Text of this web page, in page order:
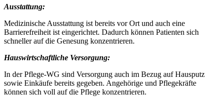
Ausstattung:
Medizinische Ausstattung ist bereits vor Ort und auch eine
Barrierefreiheit ist eingerichtet. Dadurch können Patienten sich
schneller auf die Genesung konzentrieren.
Hauswirtschaftliche Versorgung:
In der Pflege-WG sind Versorgung auch im Bezug auf Hausputz
sowie Einkäufe bereits gegeben. Angehörige und Pflegekräfte
können sich voll auf die Pflege konzentrieren.